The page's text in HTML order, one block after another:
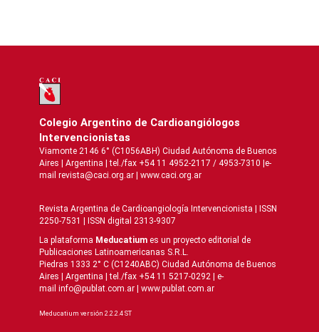
Colegio Argentino de Cardioangiólogos
Intervencionistas
Viamonte 2146 6° (C1056ABH) Ciudad Autónoma de Buenos
Aires | Argentina | tel./fax +54 11 4952-2117 / 4953-7310 |e-
mail revista@caci.org.ar | www.caci.org.ar
Revista Argentina de Cardioangiologí­a Intervencionista | ISSN
2250-7531 | ISSN digital 2313-9307
La plataforma Meducatium es un proyecto editorial de
Publicaciones Latinoamericanas S.R.L.
Piedras 1333 2° C (C1240ABC) Ciudad Autónoma de Buenos
Aires | Argentina | tel./fax +54 11 5217-0292 | e-
mail info@publat.com.ar |
www.publat.com.ar
Meducatium versión 2.2.2.4 ST